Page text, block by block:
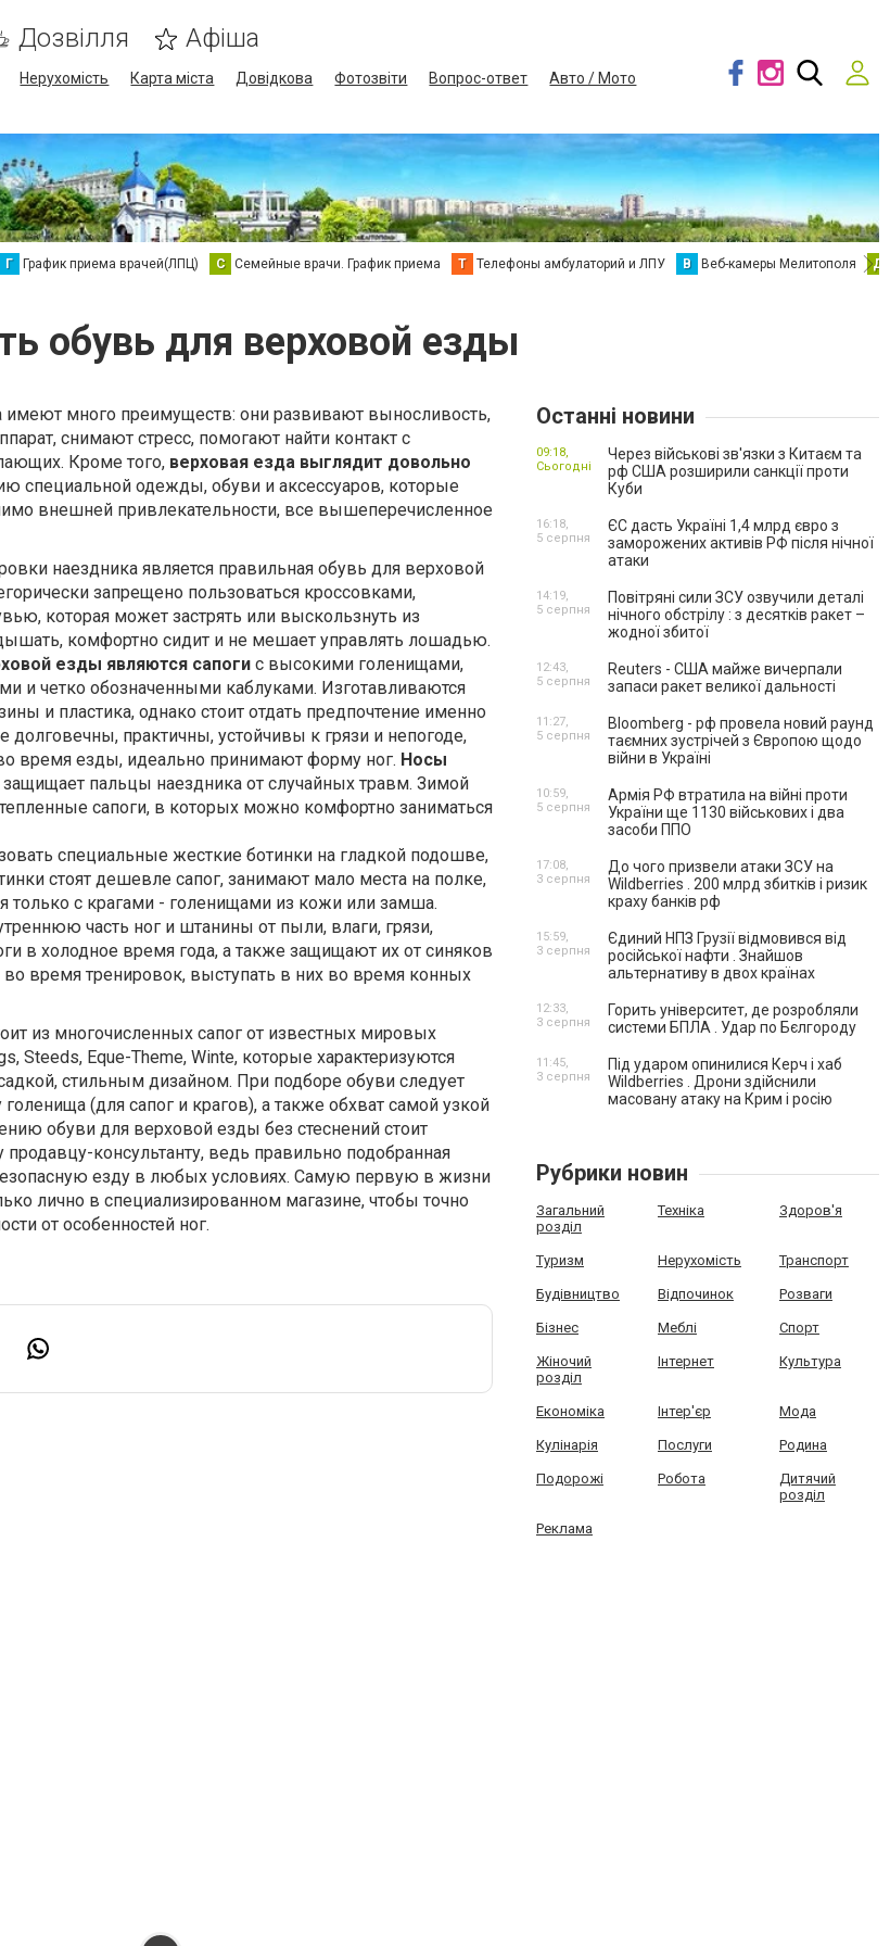
Дозвілля Афіша
Нерухомість Карта міста Довідкова Фотозвіти Вопрос-ответ
Авто / Мото
Г График приема врачей(ЛПЦ) С Семейные врачи. График приема Т Телефоны амбулаторий и ЛПУ В Веб-камеры Мелитополя Д
обувь для верховой езды
много преимуществ: они развивают выносливость,
снимают стресс, помогают найти контакт с
Кроме того, верховая езда выглядит довольно
специальной одежды, обуви и аксессуаров, которые
внешней привлекательности, все вышеперечисленное
наездника является правильная обувь для верховой
запрещено пользоваться кроссовками,
которая может застрять или выскользнуть из
комфортно сидит и не мешает управлять лошадью.
езды являются сапоги с высокими голенищами,
и четко обозначенными каблуками. Изготавливаются
и пластика, однако стоит отдать предпочтение именно
практичны, устойчивы к грязи и непогоде,
время езды, идеально принимают форму ног. Носы
защищает пальцы наездника от случайных травм. Зимой
сапоги, в которых можно комфортно заниматься
специальные жесткие ботинки на гладкой подошве,
стоят дешевле сапог, занимают мало места на полке,
только с крагами - голенищами из кожи или замша.
часть ног и штанины от пыли, влаги, грязи,
в холодное время года, а также защищают их от синяков
во время тренировок, выступать в них во время конных
из многочисленных сапог от известных мировых
Steeds, Eque-Theme, Winte, которые характеризуются
стильным дизайном. При подборе обуви следует
(для сапог и крагов), а также обхват самой узкой
обуви для верховой езды без стеснений стоит
консультанту, ведь правильно подобранная
езду в любых условиях. Самую первую в жизни
лично в специализированном магазине, чтобы точно
от особенностей ног.
Останні новини
Через військові зв'язки з Китаєм та
рф США розширили санкції проти
Куби
09:18,
Сьогодні
ЄС дасть Україні 1,4 млрд євро з
заморожених активів РФ після нічної
атаки
16:18,
5 серпня
Повітряні сили ЗСУ озвучили деталі
нічного обстрілу : з десятків ракет –
жодної збитої
14:19,
5 серпня
Reuters - США майже вичерпали
запаси ракет великої дальності
12:43,
5 серпня
Bloomberg - рф провела новий раунд
таємних зустрічей з Європою щодо
війни в Україні
11:27,
5 серпня
Армія РФ втратила на війні проти
України ще 1130 військових і два
засоби ППО
10:59,
5 серпня
До чого призвели атаки ЗСУ на
Wildberries . 200 млрд збитків і ризик
краху банків рф
17:08,
3 серпня
Єдиний НПЗ Грузії відмовився від
російської нафти . Знайшов
альтернативу в двох країнах
15:59,
3 серпня
Горить університет, де розробляли
системи БПЛА . Удар по Бєлгороду
12:33,
3 серпня
Під ударом опинилися Керч і хаб
Wildberries . Дрони здійснили
масовану атаку на Крим і росію
11:45,
3 серпня
Рубрики новин
Загальний
розділ
Техніка Здоров'я
Туризм Нерухомість Транспорт
Будівництво Відпочинок Розваги
Бізнес Меблі Спорт
Жіночий
розділ
Інтернет Культура
Економіка Інтер'єр Мода
Кулінарія Послуги Родина
Подорожі Робота
Дитячий
розділ
Реклама